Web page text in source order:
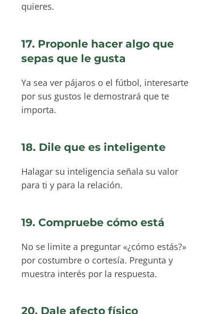
quieres.
17. Proponle hacer algo que
sepas que le gusta
Ya sea ver pájaros o el fútbol, interesarte
por sus gustos le demostrará que te
importa.
18. Dile que es inteligente
Halagar su inteligencia señala su valor
para ti y para la relación.
19. Compruebe cómo está
No se limite a preguntar «¿cómo estás?»
por costumbre o cortesía. Pregunta y
muestra interés por la respuesta.
20. Dale afecto físico